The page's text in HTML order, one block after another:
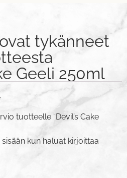
tykänneet
Geeli 250ml
tuotteelle “Devil’s Cake
kun haluat kirjoittaa